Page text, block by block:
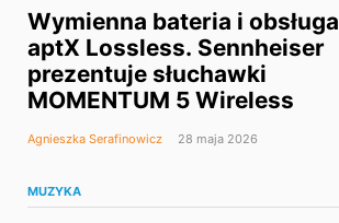
Wymienna bateria i obsługa
aptX Lossless. Sennheiser
prezentuje słuchawki
MOMENTUM 5 Wireless
Agnieszka Serafinowicz 28 maja 2026
MUZYKA